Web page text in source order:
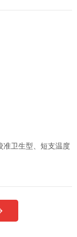
准卫生型、短支温度